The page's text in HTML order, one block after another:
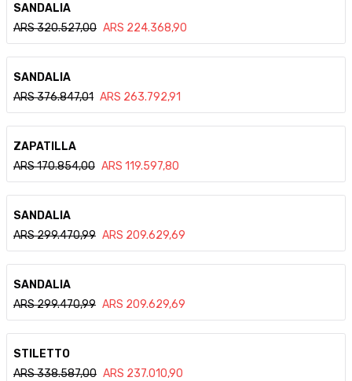
SANDALIA
ARS320.527,00 ARS 224.368,90
SANDALIA
ARS376.847,01 ARS 263.792,91
ZAPATILLA
ARS170.854,00 ARS 119.597,80
SANDALIA
ARS299.470,99 ARS 209.629,69
SANDALIA
ARS299.470,99 ARS 209.629,69
STILETTO
ARS338.587,00 ARS 237.010,90